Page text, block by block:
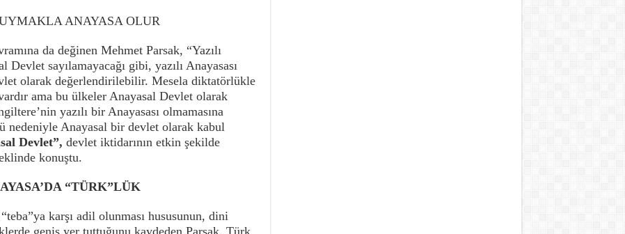
ANAYASA OLUR
da değinen Mehmet Parsak, “Yazılı
Devlet sayılamayacağı gibi, yazılı Anayasası
olarak değerlendirilebilir. Mesela diktatörlükle
ama bu ülkeler Anayasal Devlet olarak
yazılı bir Anayasası olmamasına
nedeniyle Anayasal bir devlet olarak kabul
Devlet”, devlet iktidarının etkin şekilde
konuştu.
“TÜRK”LÜK
karşı adil olunması hususunun, dini